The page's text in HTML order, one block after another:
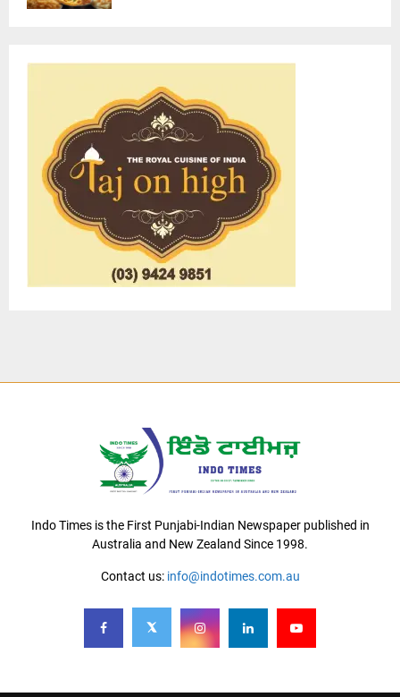
Indo Times is the First Punjabi-Indian Newspaper published in
Australia and New Zealand Since 1998.
Contact us: info@indotimes.com.au